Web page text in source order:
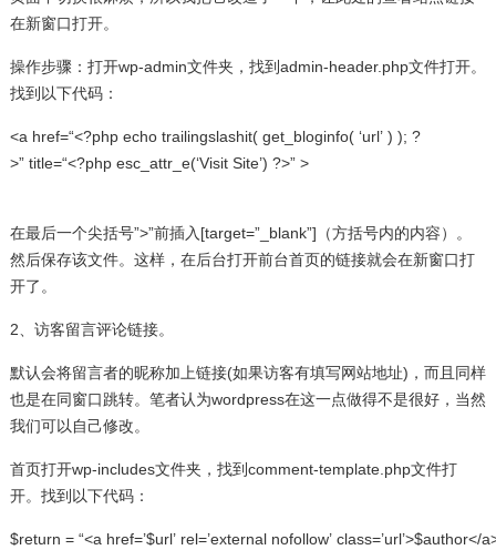
在新窗口打开。
操作步骤：打开wp-admin文件夹，找到admin-header.php文件打开。
找到以下代码：
<a href=“<?php echotrailingslashit( get_bloginfo( ‘url’ ) ); ?
>” title=“<?php esc_attr_e(‘Visit Site’) ?>” >
在最后一个尖括号”>”前插入[target=”_blank”]（方括号内的内容）。
然后保存该文件。这样，在后台打开前台首页的链接就会在新窗口打
开了。
2、访客留言评论链接。
默认会将留言者的昵称加上链接(如果访客有填写网站地址)，而且同样
也是在同窗口跳转。笔者认为wordpress在这一点做得不是很好，当然
我们可以自己修改。
首页打开wp-includes文件夹，找到comment-template.php文件打
开。找到以下代码：
$return = “<a href=’$url’ rel=’external nofollow’ class=’url’>$author</